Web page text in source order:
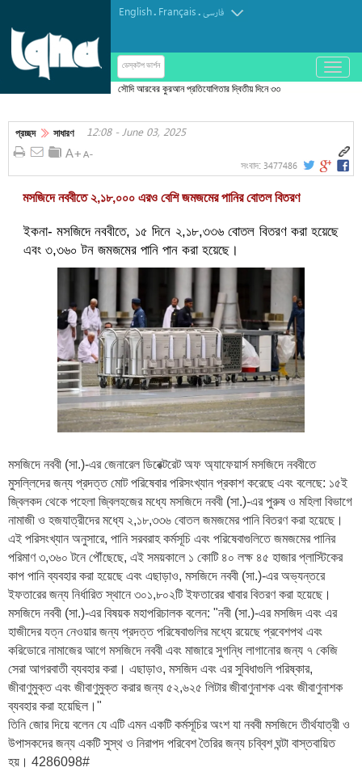
English. Français.فارسی
ডেস্কটপ ভার্শন
باز
و
کردن
সৌদি আরবের কুরআন প্রতিযোগিতার দ্বিতীয় দিনে ৩৩
প্রচ্ছদ সাধারণ 12:08 - June 03, 2025
সংবাদ: 3477486
মসজিদে নববীতে ২,১৮,০০০ এরও বেশি জমজমের পানির বোতল বিতরণ
ইকনা- মসজিদে নববীতে, ১৫ দিনে ২,১৮,৩৩৬ বোতল বিতরণ করা হয়েছে
এবং ৩,৩৬০ টন জমজমের পানি পান করা হয়েছে।
মসজিদে নববী (সা.)-এর জেনারেল ডিরেক্টরেট অফ অ্যাফেয়ার্স মসজিদে নববীতে
মুসল্লিদের জন্য প্রদত্ত মোট পরিষেবার পরিসংখ্যান প্রকাশ করেছে এবং বলেছে: ১৫ই
জ্বিলকদ থেকে পহেলা জ্বিলহজের মধ্যে মসজিদে নববী (সা.)-এর পুরুষ ও মহিলা বিভাগে
নামাজী ও হজযাত্রীদের মধ্যে ২,১৮,৩৩৬ বোতল জমজমের পানি বিতরণ করা হয়েছে।
এই পরিসংখ্যান অনুসারে, পানি সরবরাহ কর্মসূচি এবং পরিষেবাগুলিতে জমজমের পানির
পরিমাণ ৩,৩৬০ টনে পৌঁছেছে, এই সময়কালে ১ কোটি ৪০ লক্ষ ৪৫ হাজার প্লাস্টিকের
কাপ পানি ব্যবহার করা হয়েছে এবং এছাড়াও, মসজিদে নববী (সা.)-এর অভ্যন্তরে
ইফতারের জন্য নির্ধারিত স্থানে ৩০১,৮০২টি ইফতারের খাবার বিতরণ করা হয়েছে।
মসজিদে নববী (সা.)-এর বিষয়ক মহাপরিচালক বলেন: "নবী (সা.)-এর মসজিদ এবং এর
হাজীদের যত্ন নেওয়ার জন্য প্রদত্ত পরিষেবাগুলির মধ্যে রয়েছে প্রবেশপথ এবং
করিডোরে নামাজের আগে মসজিদে নববী এবং মাজারে সুগন্ধি লাগানোর জন্য ৭ কেজি
সেরা আগরবাতী ব্যবহার করা। এছাড়াও, মসজিদ এবং এর সুবিধাগুলি পরিষ্কার,
জীবাণুমুক্ত এবং জীবাণুমুক্ত করার জন্য ৫২,৬২৫ লিটার জীবাণুনাশক এবং জীবাণুনাশক
ব্যবহার করা হয়েছিল।"
তিনি জোর দিয়ে বলেন যে এটি এমন একটি কর্মসূচির অংশ যা নববী মসজিদে তীর্থযাত্রী ও
উপাসকদের জন্য একটি সুস্থ ও নিরাপদ পরিবেশ তৈরির জন্য চব্বিশ ঘন্টা বাস্তবায়িত
হয়। 4286098#